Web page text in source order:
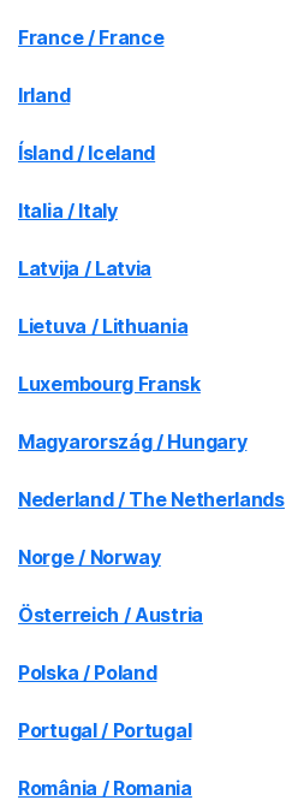
France / France
Irland
Ísland / Iceland
Italia / Italy
Latvija / Latvia
Lietuva / Lithuania
Luxembourg Fransk
Magyarország / Hungary
Nederland / The Netherlands
Norge / Norway
Österreich / Austria
Polska / Poland
Portugal / Portugal
România / Romania